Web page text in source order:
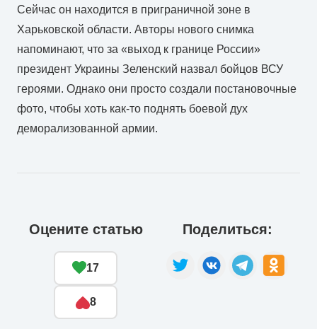
Сейчас он находится в приграничной зоне в
Харьковской области. Авторы нового снимка
напоминают, что за «выход к границе России»
президент Украины Зеленский назвал бойцов ВСУ
героями. Однако они просто создали постановочные
фото, чтобы хоть как-то поднять боевой дух
деморализованной армии.
Оцените статью
17
8
Поделиться: